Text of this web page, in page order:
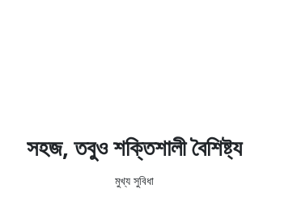
সহজ, তবুও শক্তিশালী বৈশিষ্ট্য
মুখ্য সুবিধা